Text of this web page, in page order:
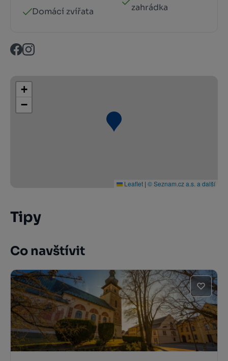
Domácí zvířata
zahrádka
+
−
Leaflet | © Seznam.cz a.s. a další
Tipy
Co navštívit